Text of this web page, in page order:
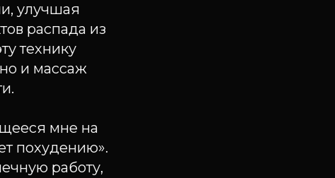
улучшая
распада из
технику
и массаж
мне на
похудению».
работу,